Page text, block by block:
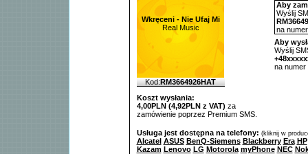
Wkręceni - Nie Ufaj Mi
Real Music
Kod:RM3664926HAT
Koszt wysłania:
4,00PLN (4,92PLN z VAT) za
zamówienie poprzez Premium SMS.
Aby
Wyślij
na
Aby
Wyślij
na numer
Usługa jest dostępna na telefony: (kliknij w
Alcatel ASUS BenQ-Siemens Blackberry Era HP
Kazam Lenovo LG Motorola myPhone NEC